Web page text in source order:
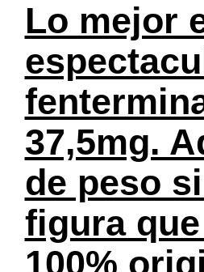
Lo mejor
37,5mg.
de peso
figura
100%